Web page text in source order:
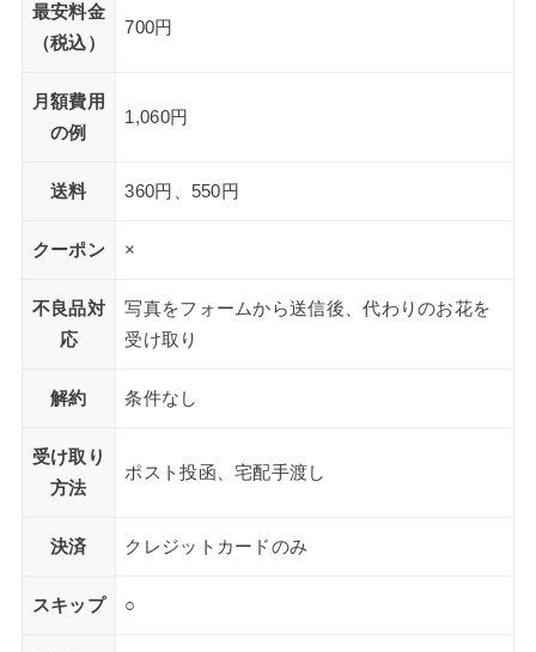
最安料金
（税込）
700円
月額費用
の例
1,060円
送料 360円、550円
クーポン ×
不良品対
応
写真をフォームから送信後、代わりのお花を
受け取り
解約 条件なし
受け取り
方法
ポスト投函、宅配手渡し
決済 クレジットカードのみ
スキップ ○